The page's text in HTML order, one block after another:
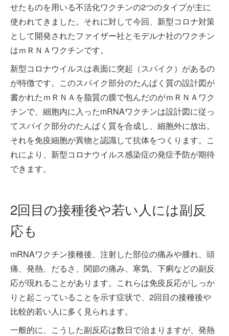
せたものを用いる不活化ワクチンの2つのタイプが主に
使われてきました。それに対して今回、新型コロナ対策
として開発されたファイザー社とモデルナ社のワクチン
はｍＲＮＡワクチンです。
新型コロナウイルスは表面に突起（スパイク）があるの
が特徴です。このスパイク部分のたんぱく質の設計図が
書かれたｍＲＮＡを脂質の膜で包んだのがｍＲＮＡワク
チンで、細胞内に入ったmRNAワクチンは設計図に従っ
てスパイク部分のたんぱく質を合成し、細胞外に放出。
それを免疫細胞が異物と認識して抗体をつくります。こ
れにより、新型コロナウイルス感染症の発症予防が期待
できます。
2回目の接種後や若い人には副反
応も
mRNAワクチン接種後、注射した部位の痛みや腫れ、頭
痛、発熱、だるさ、関節の痛み、寒気、下痢などの副反
応が現れることがあります。これらは免疫反応がしっか
りと起こっていることを示す症状で、2回目の接種後や
比較的若い人に多く見られます。
一般的に、こうした副反応は数日で治まりますが、発熱